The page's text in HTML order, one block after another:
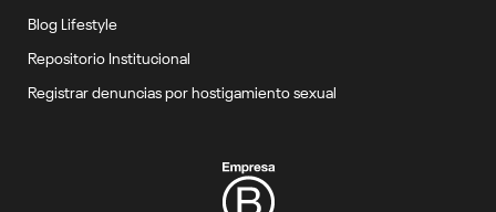
Blog Lifestyle
Repositorio Institucional
Registrar denuncias por hostigamiento sexual